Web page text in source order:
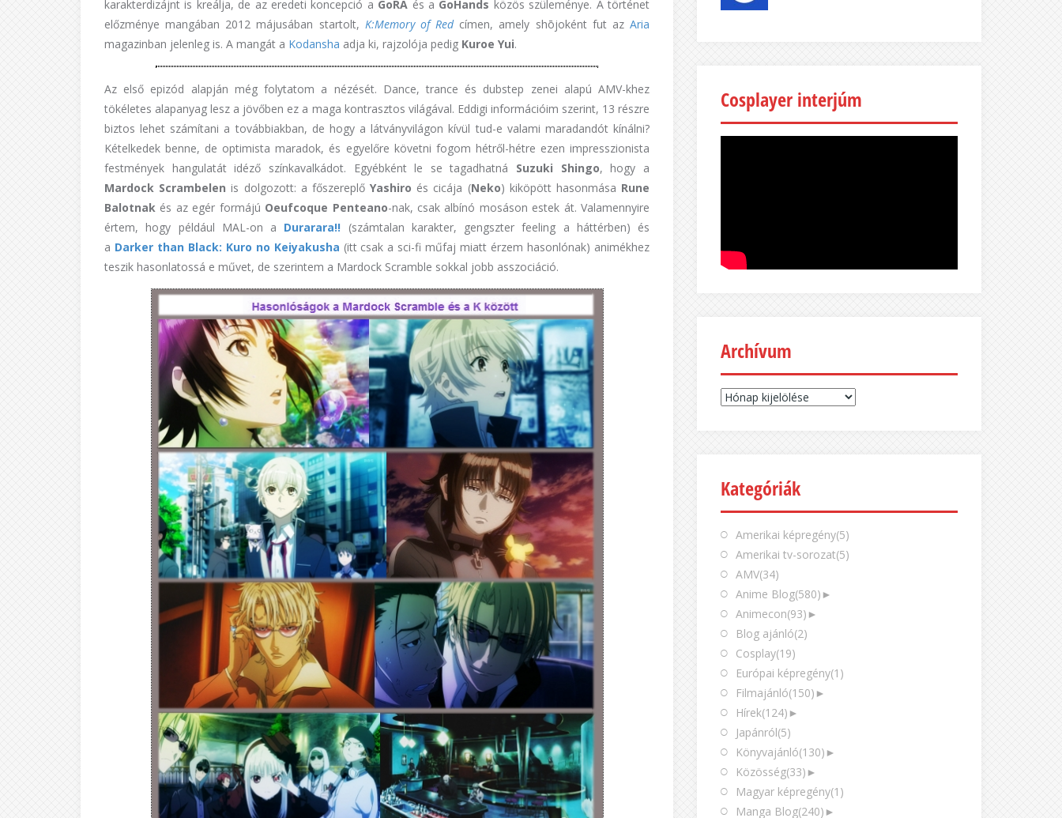
karakterdizájnt is kreálja, de az eredeti koncepció a GoRA és a GoHands közös szüleménye. A történet
előzménye mangában 2012 májusában startolt, K:Memory of Redcímen, amely shōjoként fut azAria
magazinban jelenleg is. A mangát a Kodansha adja ki, rajzolója pedig Kuroe Yui.
Az első epizód alapján még folytatom a nézését. Dance, trance és dubstep zenei alapú AMV-khez
tökéletes alapanyag lesz a jövőben ez a maga kontrasztos világával. Eddigi információim szerint, 13 részre
biztos lehet számítani a továbbiakban, de hogy a látványvilágon kívül tud-e valami maradandót kínálni?
Kételkedek benne, de optimista maradok, és egyelőre követni fogom hétről-hétre ezen impresszionista
festmények hangulatát idéző színkavalkádot. Egyébként le se tagadhatná Suzuki Shingo, hogy a
Mardock Scrambelen is dolgozott: a főszereplőYashiro és cicája (Neko) kiköpött hasonmása Rune
Balotnak és az egér formájú Oeufcoque Penteano-nak, csak albínó mosáson estek át. Valamennyire
értem, hogy például MAL-on a Durarara!! (számtalan karakter, gengszter feeling a háttérben) és
a Darker than Black: Kuro no Keiyakusha (itt csak a sci-fi műfaj miatt érzem hasonlónak) animékhez
teszik hasonlatossá e művet, de szerintem a Mardock Scramble sokkal jobb asszociáció.
Cosplayer interjúm
Archívum
Archívum
Kategóriák
Amerikai képregény(5)
Amerikai tv-sorozat(5)
AMV(34)
Anime Blog(580) ►
Animecon(93) ►
Blog ajánló(2)
Cosplay(19)
Európai képregény(1)
Filmajánló(150) ►
Hírek(124) ►
Japánról(5)
Könyvajánló(130) ►
Közösség(33) ►
Magyar képregény(1)
Manga Blog(240) ►